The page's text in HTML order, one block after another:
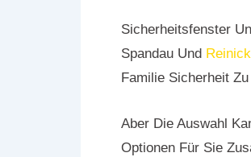
Sicherheitsfenster
Spandau Und
Familie Sicherheit
Aber Die Auswahl
Optionen Für Sie